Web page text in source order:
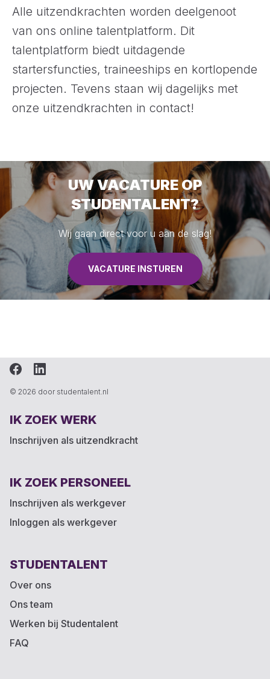
Alle uitzendkrachten worden deelgenoot
van ons online talentplatform. Dit
talentplatform biedt uitdagende
startersfuncties, traineeships en kortlopende
projecten. Tevens staan wij dagelijks met
onze uitzendkrachten in contact!
UW VACATURE OP
STUDENTALENT?
Wij gaan direct voor u aan de slag!
VACATURE INSTUREN
© 2026 door studentalent.nl
IK ZOEK WERK
Inschrijven als uitzendkracht
IK ZOEK PERSONEEL
Inschrijven als werkgever
Inloggen als werkgever
STUDENTALENT
Over ons
Ons team
Werken bij Studentalent
FAQ